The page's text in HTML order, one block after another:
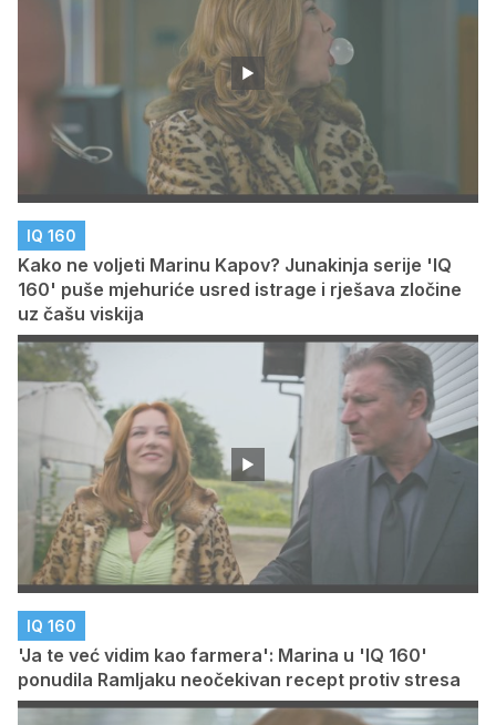
IQ 160
Kako ne voljeti Marinu Kapov? Junakinja serije 'IQ
160' puše mjehuriće usred istrage i rješava zločine
uz čašu viskija
IQ 160
'Ja te već vidim kao farmera': Marina u 'IQ 160'
ponudila Ramljaku neočekivan recept protiv stresa